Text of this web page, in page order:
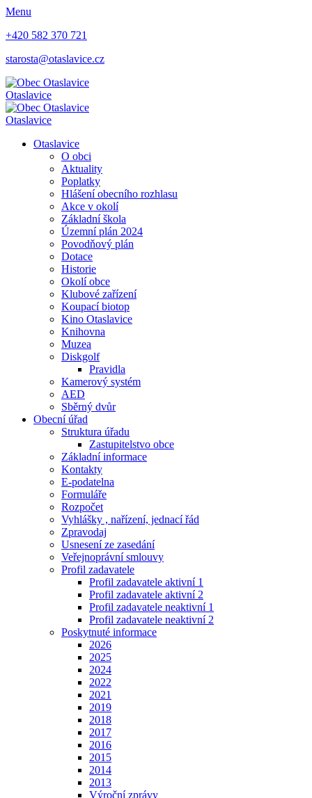
Menu
+420 582 370 721
starosta@otaslavice.cz
Otaslavice
Otaslavice
Otaslavice
O obci
Aktuality
Poplatky
Hlášení obecního rozhlasu
Akce v okolí
Základní škola
Územní plán 2024
Povodňový plán
Dotace
Historie
Okolí obce
Klubové zařízení
Koupací biotop
Kino Otaslavice
Knihovna
Muzea
Diskgolf
Pravidla
Kamerový systém
AED
Sběrný dvůr
Obecní úřad
Struktura úřadu
Zastupitelstvo obce
Základní informace
Kontakty
E-podatelna
Formuláře
Rozpočet
Vyhlášky , nařízení, jednací řád
Zpravodaj
Usnesení ze zasedání
Veřejnoprávní smlouvy
Profil zadavatele
Profil zadavatele aktivní 1
Profil zadavatele aktivní 2
Profil zadavatele neaktivní 1
Profil zadavatele neaktivní 2
Poskytnuté informace
2026
2025
2024
2022
2021
2019
2018
2017
2016
2015
2014
2013
Výroční zprávy